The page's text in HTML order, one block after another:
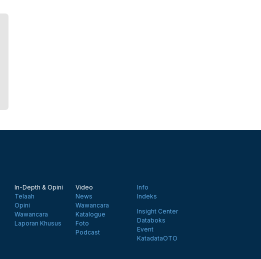
In-Depth & Opini
Telaah
Opini
Wawancara
Laporan Khusus
Video
News
Wawancara
Katalogue
Foto
Podcast
Info
Indeks
Insight Center
Databoks
Event
KatadataOTO